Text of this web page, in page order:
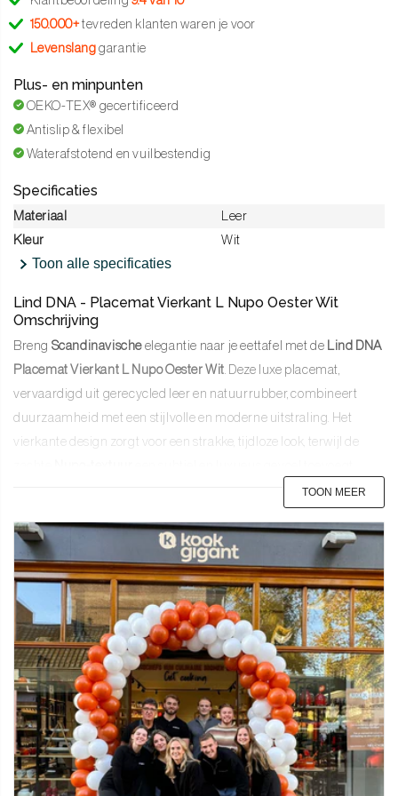
150.000+tevreden klanten waren je voor
Levenslang garantie
Plus- en minpunten
OEKO-TEX® gecertificeerd
Antislip & flexibel
Waterafstotend en vuilbestendig
Specificaties
Materiaal
Leer
Kleur
Wit
Toon alle specificaties
Lind DNA - Placemat Vierkant L Nupo Oester Wit
Omschrijving
Breng Scandinavische elegantie naar je eettafel met de Lind DNA
Placemat Vierkant L Nupo Oester Wit . Deze luxe placemat,
vervaardigd uit gerecycled leer en natuurrubber, combineert
duurzaamheid met een stijlvolle en moderne uitstraling. Het
vierkante design zorgt voor een strakke, tijdloze look, terwijl de
Dankzij het waterafstotende en onderhoudsvriendelijke materiaal
dagelijks gebruik of een speciale gelegenheid is, deze placemat
biedt de perfecte balans tussen functionaliteit en elegantie.
Kenmerken en specificaties
Materiaal:80% gerecycled leer en 20% natuurrubber, een
milieuvriendelijke en robuuste combinatie.
Afmetingen:35 x 45 cm, ideaal voor een volledige tafelsetting.
Design:Strakke, vierkante vorm met een minimalistische en
tijdloze uitstraling.
Afwerking:Nupo-textuur – een suèdeachtig, mat oppervlak
TOON MEER